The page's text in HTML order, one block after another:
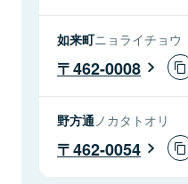
如来町ニョライチョウ
462-0008
野方通 ノカタトオリ
462-0054